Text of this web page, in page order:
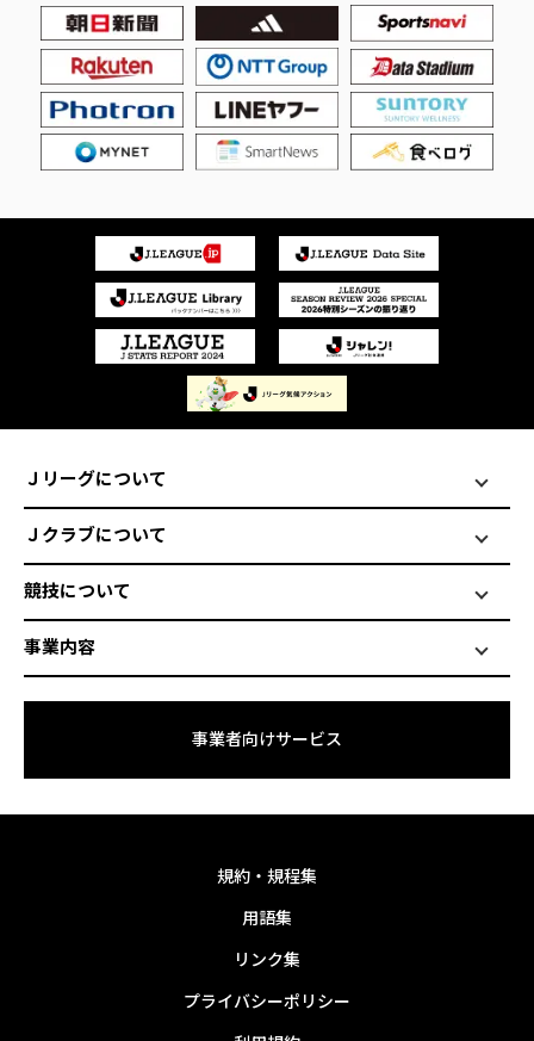
Ｊリーグについて
Ｊクラブについて
競技について
事業内容
事業者向けサービス
規約・規程集
用語集
リンク集
プライバシーポリシー